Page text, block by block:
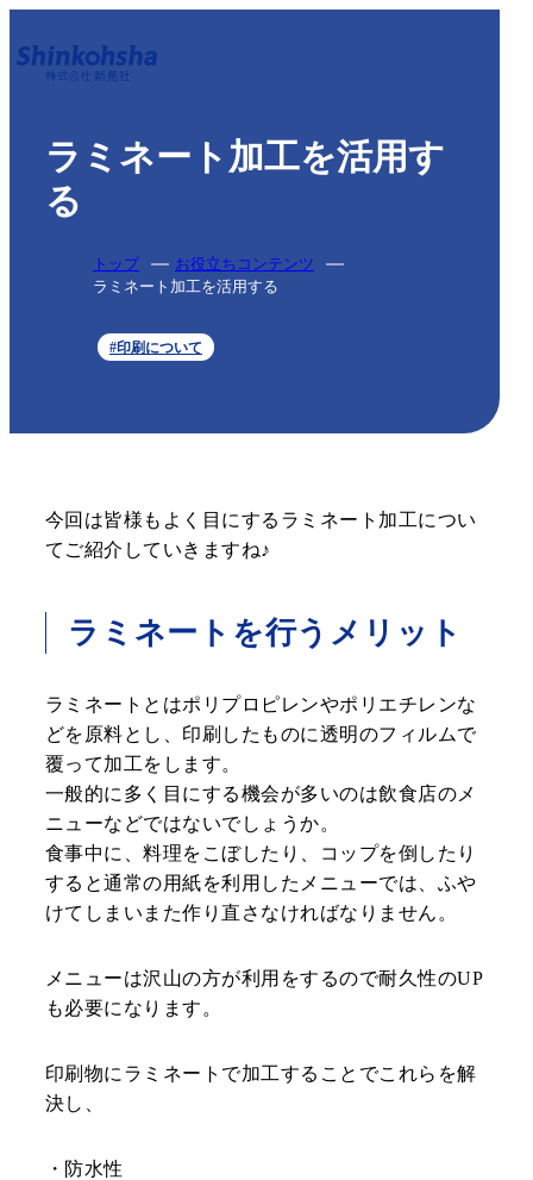
ラミネート加工を活用す
る
トップ
お役立ちコンテンツ
ラミネート加工を活用する
#印刷について
今回は皆様もよく目にするラミネート加工につい
てご紹介していきますね♪
ラミネートを行うメリット
ラミネートとはポリプロピレンやポリエチレンな
どを原料とし、印刷したものに透明のフィルムで
覆って加工をします。
一般的に多く目にする機会が多いのは飲食店のメ
ニューなどではないでしょうか。
食事中に、料理をこぼしたり、コップを倒したり
すると通常の用紙を利用したメニューでは、ふや
けてしまいまた作り直さなければなりません。
メニューは沢山の方が利用をするので耐久性のUP
も必要になります。
印刷物にラミネートで加工することでこれらを解
決し、
・防水性